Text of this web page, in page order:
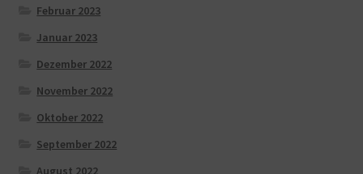
Februar 2023
Januar 2023
Dezember 2022
November 2022
Oktober 2022
September 2022
August 2022